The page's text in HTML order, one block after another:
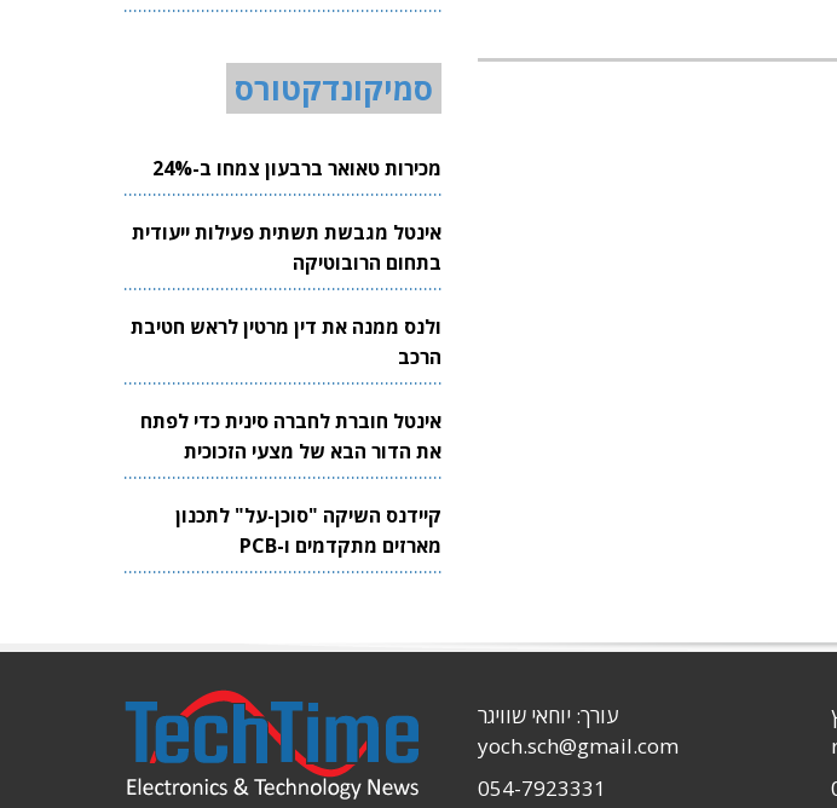
סמיקונדקטורס
מכירות טאואר ברבעון צמחו ב-24%
אינטל מגבשת תשתית פעילות ייעודית
בתחום הרובוטיקה
ולנס ממנה את דין מרטין לראש חטיבת
הרכב
אינטל חוברת לחברה סינית כדי לפתח
את הדור הבא של מצעי הזכוכית
לשבבים
קיידנס השיקה "סוכן-על" לתכנון
מארזים מתקדמים ו-PCB
עורך: יוחאי שוויגר
yoch.sch@gmail.com
054-7923331